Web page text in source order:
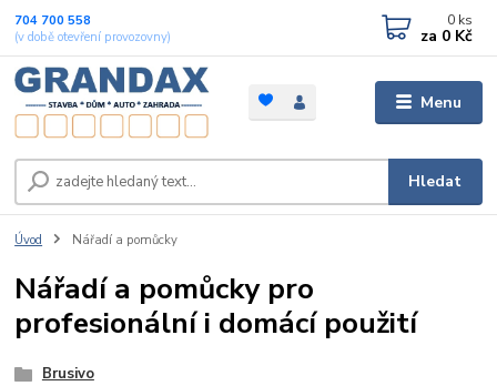
Menu
Hledat
704 700 558
(v době otevření provozovny)
0 ks
za 0 Kč
Úvod Nářadí a pomůcky
Nářadí a pomůcky pro
profesionální i domácí použití
Brusivo